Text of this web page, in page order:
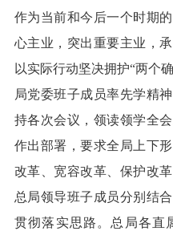
作为当前和今后一个时期
心主业，突出重要主业，
以实际行动坚决拥护“两个
局党委班子成员率先学精
持各次会议，领读领学全
作出部署，要求全局上下
改革、宽容改革、保护改
总局领导班子成员分别结
贯彻落实思路。总局各直